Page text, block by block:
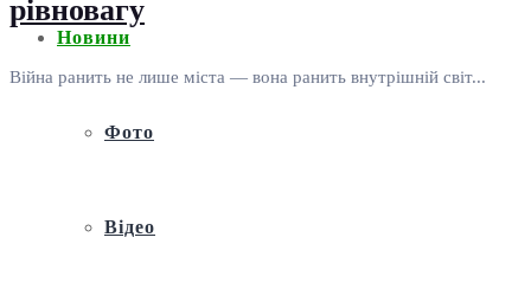
Новини
Фото
Відео
рівновагу
Війна ранить не лише міста — вона ранить внутрішній світ...